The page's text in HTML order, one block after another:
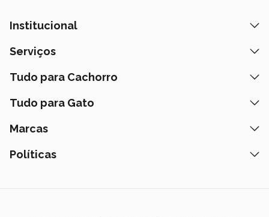
Institucional
Quem Somos
Prazos de Entrega
Fale Conosco
Lista de Desejos
Serviços
Banho e Tosa
Peça pelo Delivery
Assinatura Polipet
Tudo para Cachorro
Ração
Coleiras
Tudo para Gato
Ração
Marcas
Nexgard
Políticas